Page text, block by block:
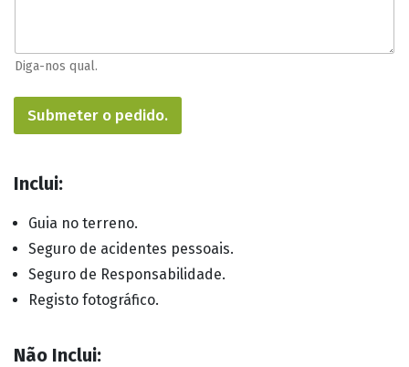
Diga-nos qual.
Submeter o pedido.
Inclui:
Guia no terreno.
Seguro de acidentes pessoais.
Seguro de Responsabilidade.
Registo fotográfico.
Não Inclui: